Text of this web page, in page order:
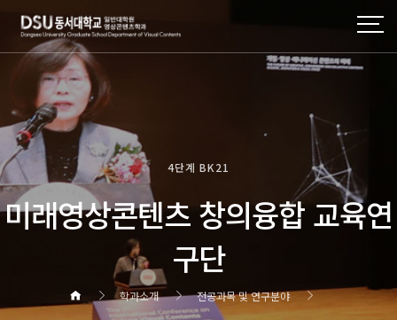
4단계 BK21
미래영상콘텐츠 창의융합 교육연
구단
학과소개 전공과목 및 연구분야